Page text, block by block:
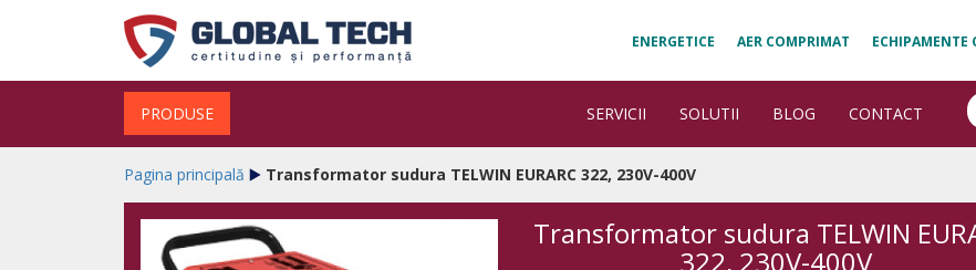
ENERGETICE AER COMPRIMAT ECHIPAMENTE
PRODUSE SERVICII SOLUTII BLOG CONTACT
Pagina principală Transformator sudura TELWIN EURARC 322, 230V-400V
Transformator sudura TELWIN
322, 230V-400V